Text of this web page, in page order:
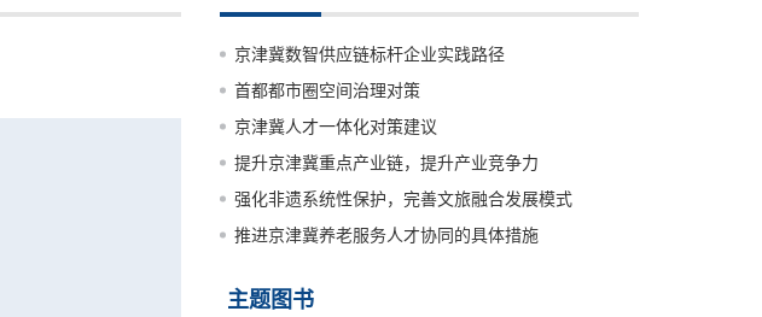
京津冀数智供应链标杆企业实践路径
首都都市圈空间治理对策
京津冀人才一体化对策建议
提升京津冀重点产业链，提升产业竞争力
强化非遗系统性保护，完善文旅融合发展模式
推进京津冀养老服务人才协同的具体措施
主题图书